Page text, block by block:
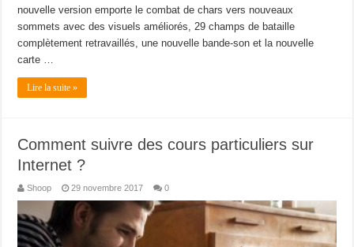
nouvelle version emporte le combat de chars vers nouveaux
sommets avec des visuels améliorés, 29 champs de bataille
complètement retravaillés, une nouvelle bande-son et la nouvelle
carte …
Lire la suite »
Comment suivre des cours particuliers sur
Internet ?
Shoop 29 novembre 2017 0